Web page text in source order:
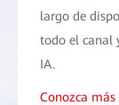
largo de
todo el canal
IA.
Conozca más